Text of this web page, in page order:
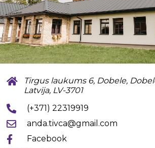
Tirgus laukums 6, Dobele,
Latvija, LV-3701
(+371) 22319919
anda.tivca@gmail.com
Facebook